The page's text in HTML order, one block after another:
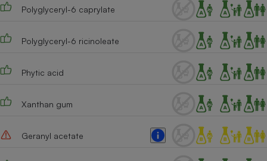
Polyglyceryl-6 caprylate
Polyglyceryl-6 ricinoleate
Phytic acid
Xanthan gum
Geranyl acetate